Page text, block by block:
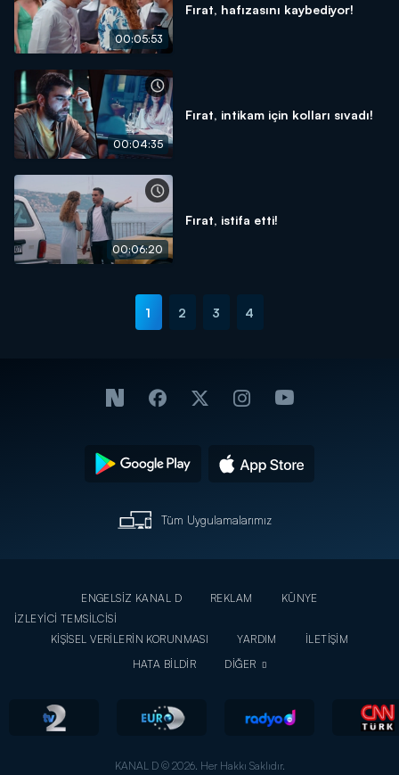
00:05:53
Fırat, hafızasını kaybediyor!
00:04:35
Fırat, intikam için kolları sıvadı!
00:06:20
Fırat, istifa etti!
1 2 3 4
Tüm Uygulamalarımız
ENGELSİZ KANAL D REKLAM
KÜNYE
İZLEYİCİ TEMSİLCİSİ
KİŞİSEL VERİLERİN KORUNMASI
YARDIM
İLETİŞİM
HATA BİLDİR
DİĞER
KANAL D © 2026. Her Hakkı Saklıdır.